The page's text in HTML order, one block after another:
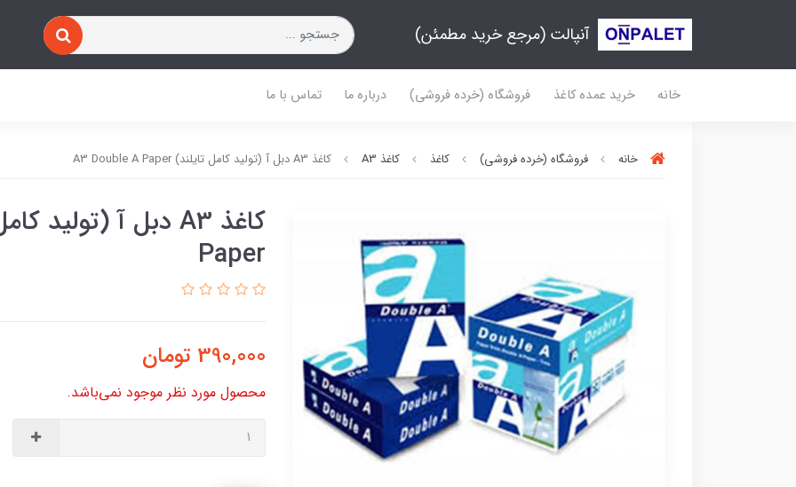
آنپالت (مرجع خرید مطمئن)
خانه خرید عمده کاغذ فروشگاه (خرده فروشی) درباره ما تماس با ما
خانه فروشگاه (خرده فروشی) کاغذ کاغذ A3 کاغذ A3 دبل آ (تولید کامل تایلند) A3 Double A Paper
Paper
390,000 تومان
محصول مورد نظر موجود نمی‌باشد.